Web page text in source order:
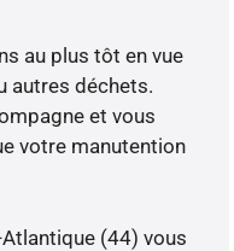
au plus tôt en vue
autres déchets.
et vous
votre manutention
(44) vous